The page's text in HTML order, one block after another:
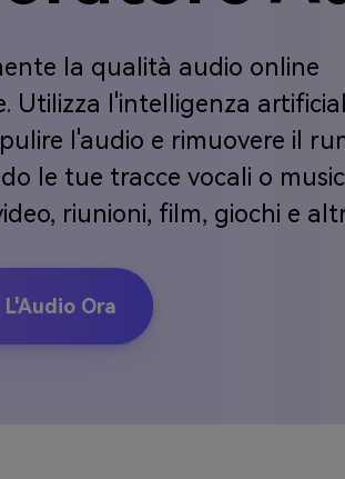
la qualità audio online
Utilizza l'intelligenza
l'audio e rimuovere il
le tue tracce vocali o
riunioni, film, giochi e
Ora